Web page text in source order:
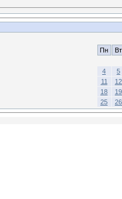
Пн Вт
4
5
11
12
18
19
25
26